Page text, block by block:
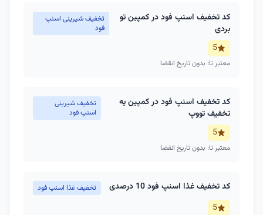
کد تخفیف اسنپ فود در کمپین تو
بردی
تخفیف شیرینی اسنپ
فود
5
معتبر تا: بدون تاریخ انقضا
کد تخفیف اسنپ فود در کمپین یه
تخفیف تووپ
تخفیف شیرینی
اسنپ فود
5
معتبر تا: بدون تاریخ انقضا
کد تخفیف غذا اسنپ فود 10 درصدی تخفیف غذا اسنپ فود
5